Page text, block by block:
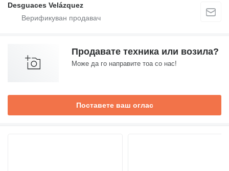
Desguaces Velázquez
Продавате техника или возила?
Може да го направите тоа со нас!
Поставете ваш оглас